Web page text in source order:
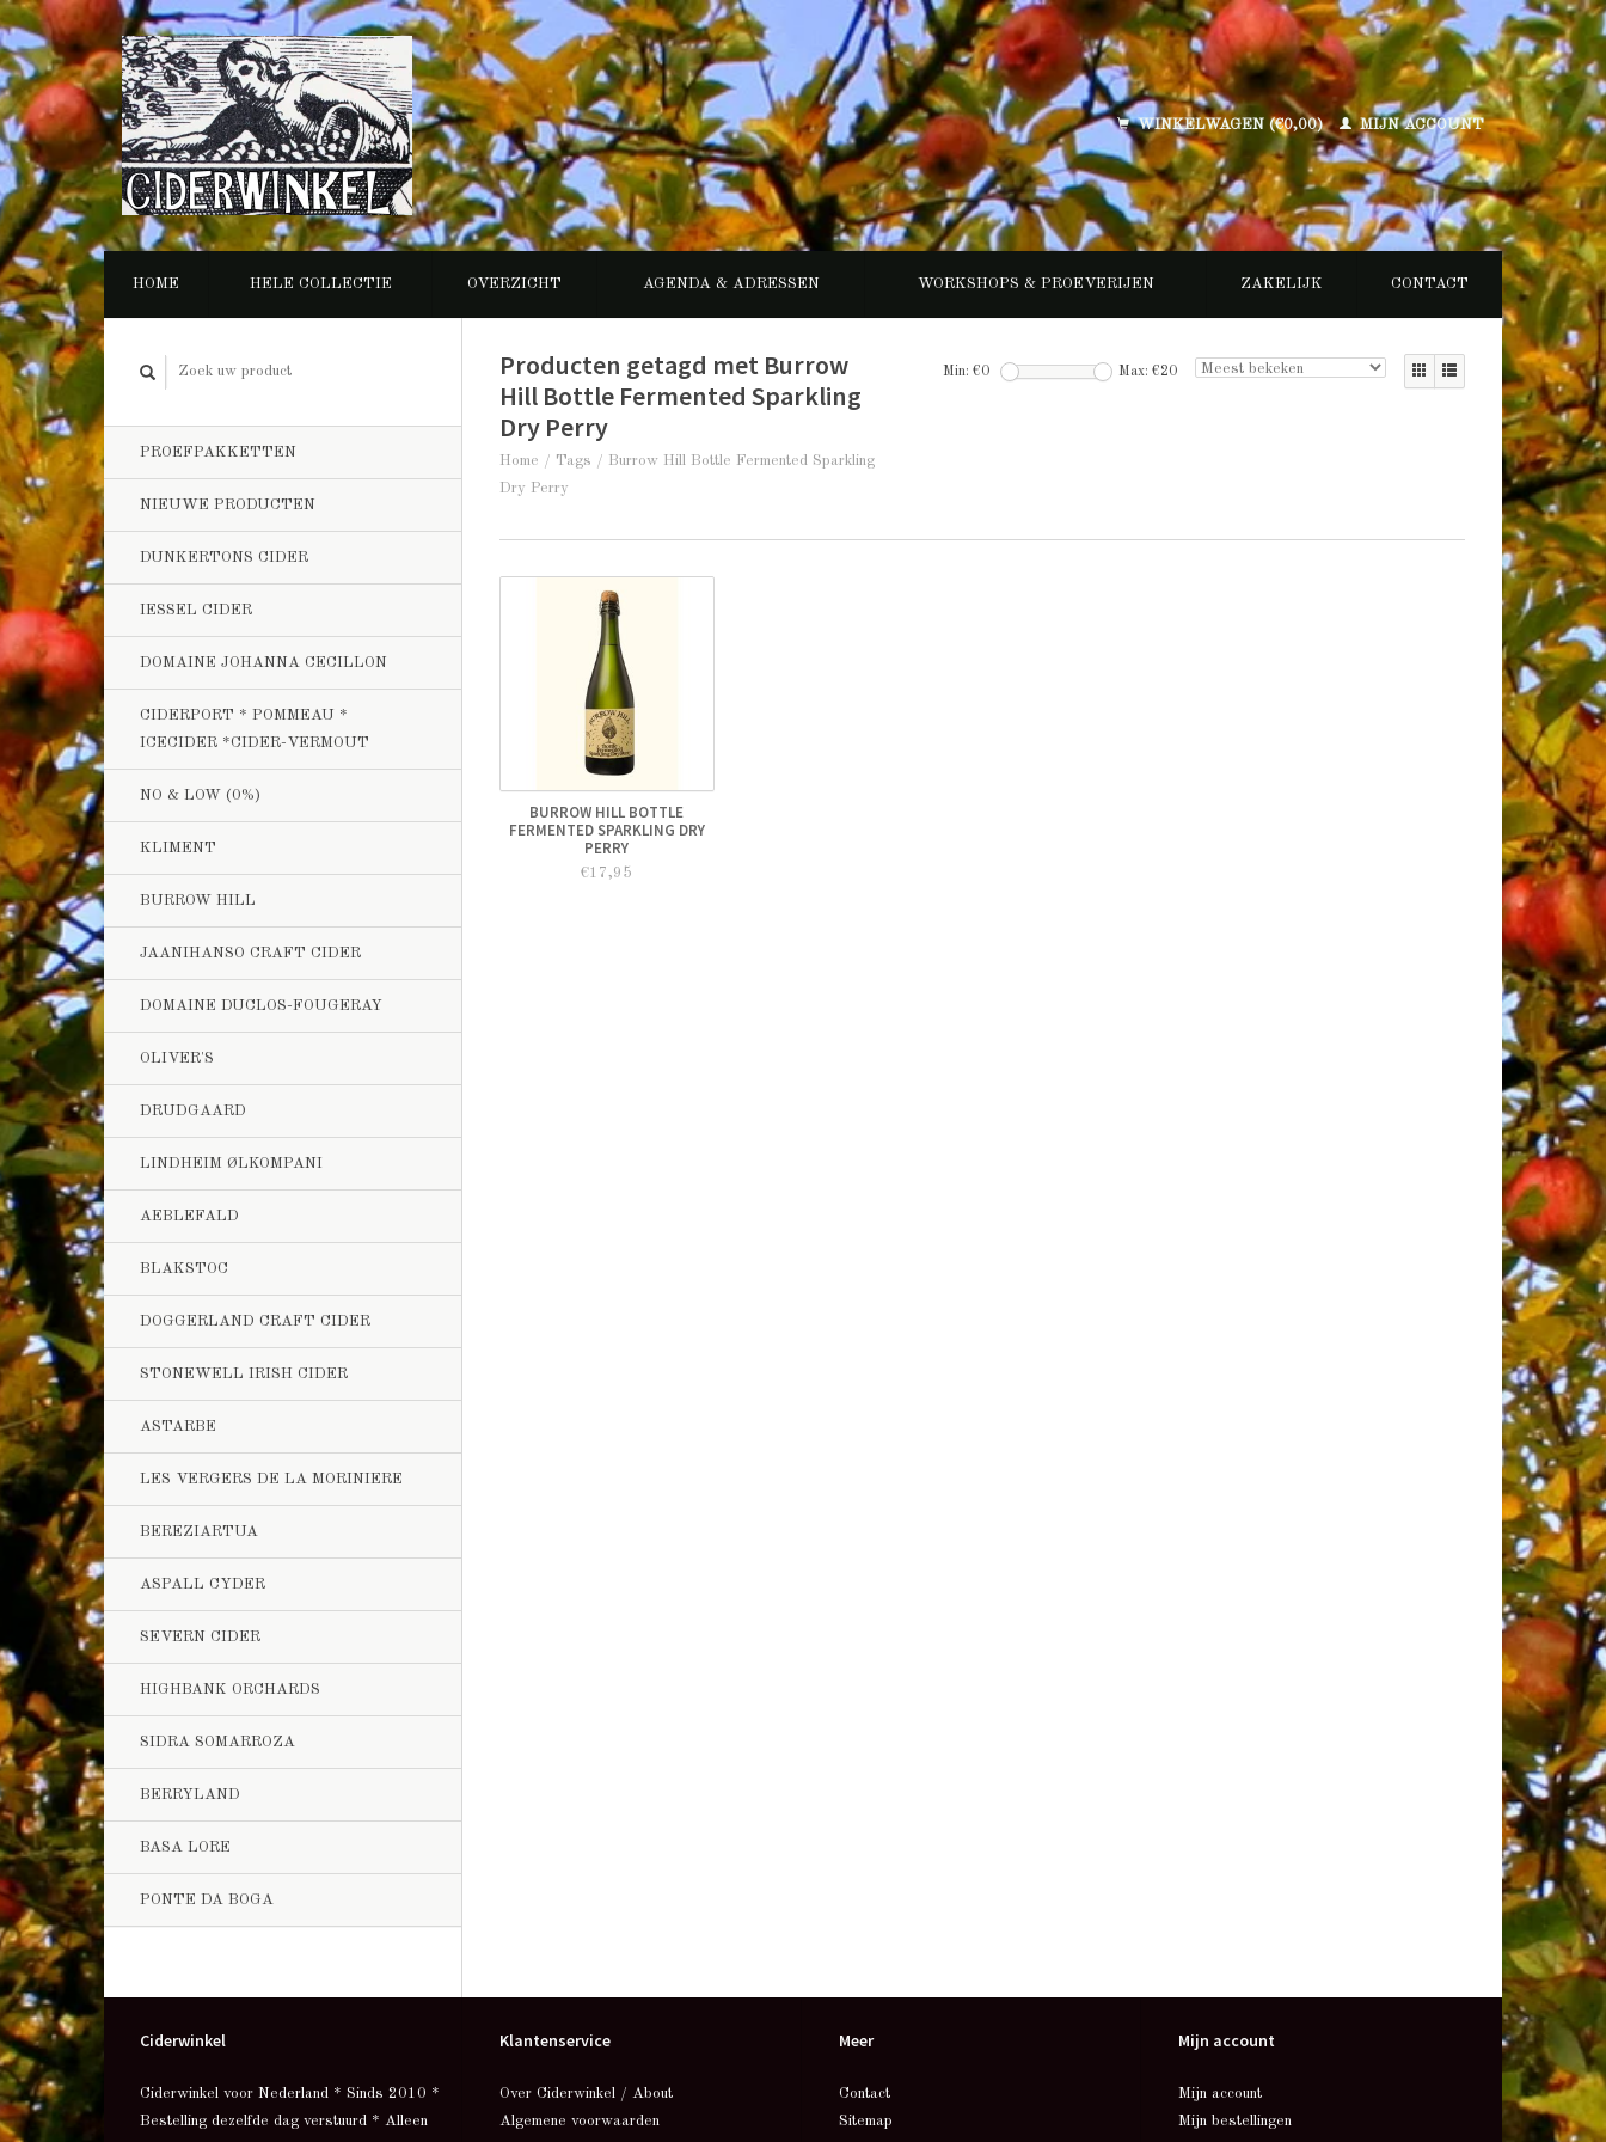
WINKELWAGEN (€0,00) MIJN ACCOUNT
HOME HELE COLLECTIE OVERZICHT AGENDA & ADRESSEN WORKSHOPS & PROEVERIJEN ZAKELIJK CONTACT
PROEFPAKKETTEN
NIEUWE PRODUCTEN
DUNKERTONS CIDER
IESSEL CIDER
DOMAINE JOHANNA CECILLON
CIDERPORT * POMMEAU *
ICECIDER *CIDER-VERMOUT
NO & LOW (0%)
KLIMENT
BURROW HILL
JAANIHANSO CRAFT CIDER
DOMAINE DUCLOS-FOUGERAY
OLIVER'S
DRUDGAARD
LINDHEIM ØLKOMPANI
AEBLEFALD
BLAKSTOC
DOGGERLAND CRAFT CIDER
STONEWELL IRISH CIDER
ASTARBE
LES VERGERS DE LA MORINIERE
BEREZIARTUA
ASPALL CYDER
SEVERN CIDER
HIGHBANK ORCHARDS
SIDRA SOMARROZA
BERRYLAND
BASA LORE
PONTE DA BOGA
Producten getagd met Burrow
Hill Bottle Fermented Sparkling
Dry Perry
Home / Tags / Burrow Hill Bottle Fermented Sparkling
Dry Perry
Min: €0 Max: €20
BURROW HILL BOTTLE
FERMENTED SPARKLING DRY
PERRY
€17,95
Ciderwinkel
Ciderwinkel voor Nederland * Sinds 2010 *
Bestelling dezelfde dag verstuurd * Alleen
Klantenservice
Over Ciderwinkel / About
Algemene voorwaarden
Meer
Contact
Sitemap
Mijn account
Mijn account
Mijn bestellingen